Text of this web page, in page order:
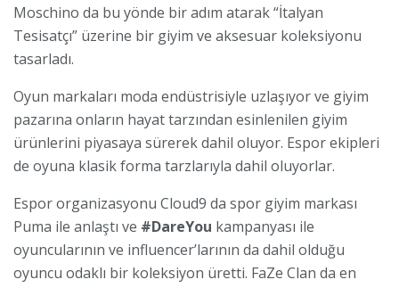
Moschino da bu yönde bir adım atarak “İtalyan
Tesisatçı” üzerine bir giyim ve aksesuar koleksiyonu
tasarladı.
Oyun markaları moda endüstrisiyle uzlaşıyor ve giyim
pazarına onların hayat tarzından esinlenilen giyim
ürünlerini piyasaya sürerek dahil oluyor. Espor ekipleri
de oyuna klasik forma tarzlarıyla dahil oluyorlar.
Espor organizasyonu Cloud9 da spor giyim markası
Puma ile anlaştı ve #DareYou kampanyası ile
oyuncularının ve influencer’larının da dahil olduğu
oyuncu odaklı bir koleksiyon üretti. FaZe Clan da en